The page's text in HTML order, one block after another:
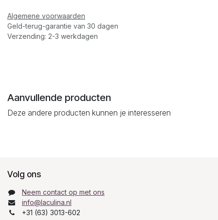
Algemene voorwaarden
Geld-terug-garantie van 30 dagen
Verzending: 2-3 werkdagen
Aanvullende producten
Deze andere producten kunnen je interesseren
Volg ons
Neem contact op met ons
info@laculina.nl
+31 (63) 3013-602